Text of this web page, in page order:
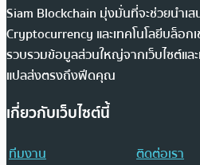
Siam Blockchain มุ่งมั่นที่จะช่วยนำเ
Cryptocurrency และเทคโนโลยีบล็อก
รวบรวมข้อมูลส่วนใหญ่จากเว็บไซต์แล
แปลส่งตรงถึงฟีดคุณ
เกี่ยวกับเว็บไซต์นี้
ทีมงาน
ติดต่อเรา